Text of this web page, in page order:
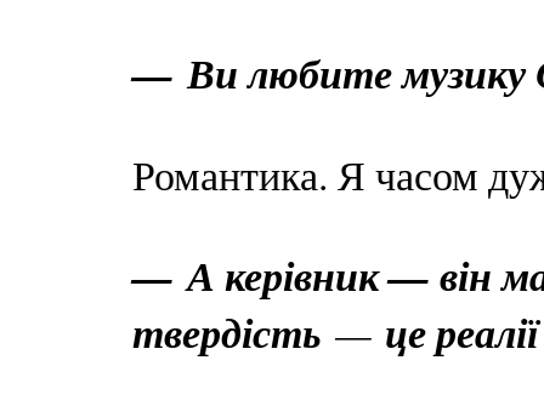
— Ви любите музику
Романтика. Я часом
— А керівник — він
твердість — це